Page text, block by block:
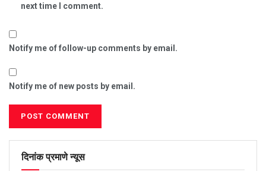
next time I comment.
Notify me of follow-up comments by email.
Notify me of new posts by email.
दिनांक प्रमाणे न्यूस